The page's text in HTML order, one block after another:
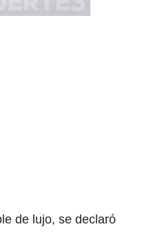
de lujo, se declaró